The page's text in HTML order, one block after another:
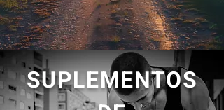
SUPLEMENTOS